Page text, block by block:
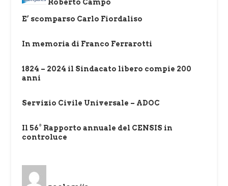
Roberto Campo
E’ scomparso Carlo Fiordaliso
In memoria di Franco Ferrarotti
1824 – 2024 il Sindacato libero compie 200
anni
Servizio Civile Universale – ADOC
Il 56° Rapporto annuale del CENSIS in
controluce